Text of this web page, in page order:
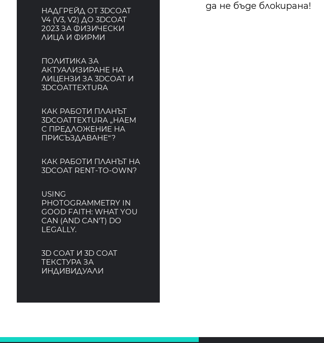
НАДГРЕЙД ОТ 3DCOAT
V4 (V3, V2) ДО 3DCOAT
2023 ЗА ФИЗИЧЕСКИ
ЛИЦА И ФИРМИ
ПОЛИТИКА ЗА
АКТУАЛИЗИРАНЕ НА
ЛИЦЕНЗИ ЗА 3DCOAT И
3DCOATTEXTURA
КАК РАБОТИ ПЛАНЪТ
3DCOATTEXTURA „НАЕМ
С ПРЕДЛОЖЕНИЕ НА
ПРИСЪЗДАВАНЕ“?
КАК РАБОТИ ПЛАНЪТ НА
3DCOAT RENT-TO-OWN?
USING
PHOTOGRAMMETRY IN
GOOD FAITH: WHAT YOU
CAN (AND CAN'T) DO
LEGALLY.
3D COAT И 3D COAT
ТЕКСТУРА ЗА
ИНДИВИДУАЛИ
да не бъде блокирана!